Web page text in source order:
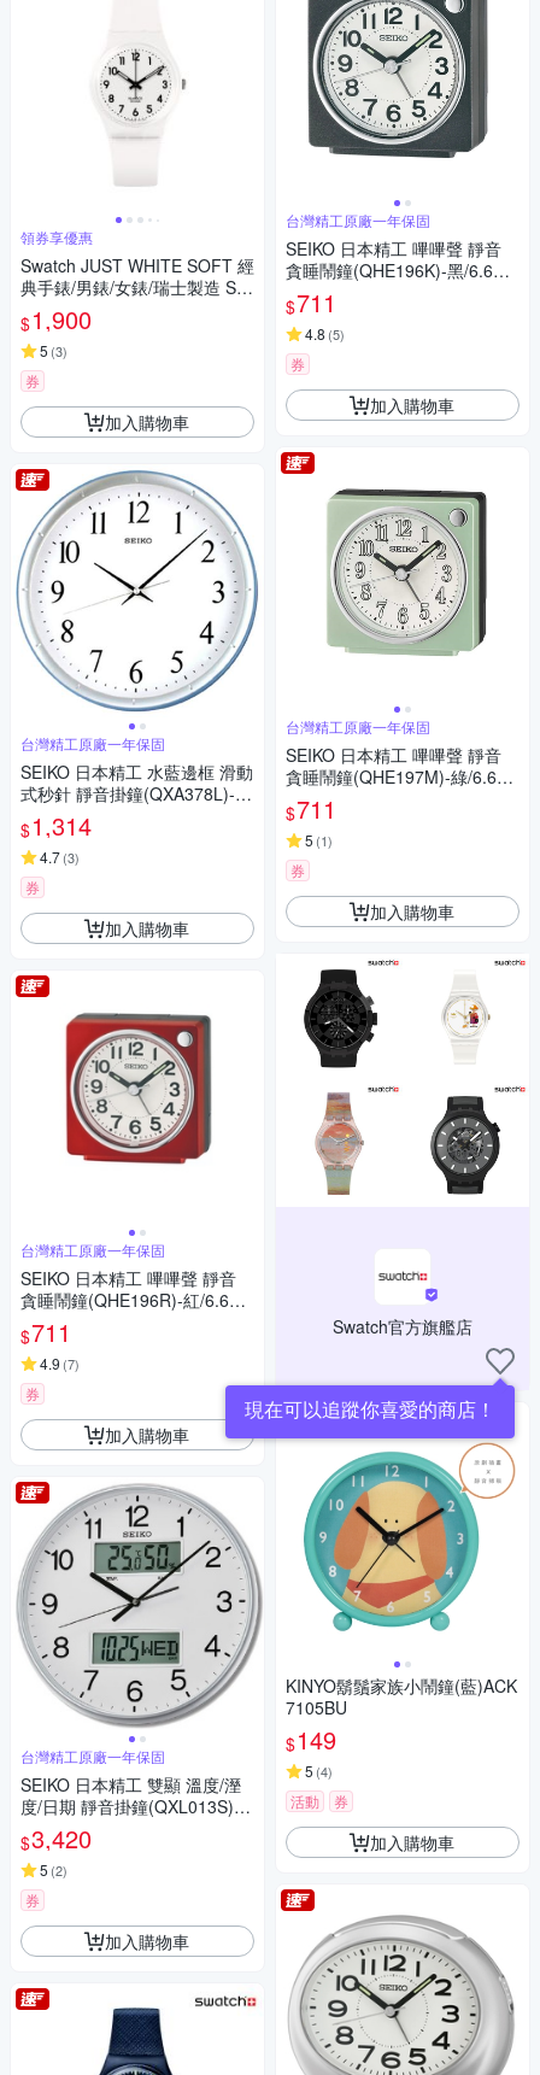
領券享優惠
Swatch JUST WHITE SOFT 經
典手錶/男錶/女錶/瑞士製造 SO
28W107-S14 (34mm)
$1,900
5 (3)
券
加入購物車
台灣精工原廠一年保固
SEIKO 日本精工 水藍邊框 滑動
式秒針 靜音掛鐘(QXA378L)-
藍-白/31cm
$1,314
4.7(3)
券
加入購物車
台灣精工原廠一年保固
SEIKO 日本精工 嗶嗶聲 靜音
貪睡鬧鐘(QHE196R)-紅/6.6X6.
6cm
$711
4.9 (7)
券
加入購物車
台灣精工原廠一年保固
SEIKO 日本精工 雙顯 溫度/溼
度/日期 靜音掛鐘(QXL013S)-
白/33cm
$3,420
5 (2)
券
加入購物車
台灣精工原廠一年保固
SEIKO 日本精工 嗶嗶聲 靜音
貪睡鬧鐘(QHE196K)-黑/6.6X6.
6cm
$711
4.8 (5)
券
加入購物車
台灣精工原廠一年保固
SEIKO 日本精工 嗶嗶聲 靜音
貪睡鬧鐘(QHE197M)-綠/6.6X
6.6cm
$711
5 (1)
券
加入購物車
Swatch官方旗艦店
現在可以追蹤你喜愛的商店！
KINYO鬍鬚家族小鬧鐘(藍)ACK
7105BU
$149
5 (4)
活動 券
加入購物車